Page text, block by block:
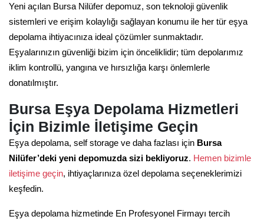
Yeni açılan Bursa Nilüfer depomuz, son teknoloji güvenlik
sistemleri ve erişim kolaylığı sağlayan konumu ile her tür eşya
depolama ihtiyacınıza ideal çözümler sunmaktadır.
Eşyalarınızın güvenliği bizim için önceliklidir; tüm depolarımız
iklim kontrollü, yangına ve hırsızlığa karşı önlemlerle
donatılmıştır.
Bursa Eşya Depolama Hizmetleri
İçin Bizimle İletişime Geçin
Eşya depolama, self storage ve daha fazlası için Bursa
Nilüfer’deki yeni depomuzda sizi bekliyoruz. Hemen bizimle
iletişime geçin, ihtiyaçlarınıza özel depolama seçeneklerimizi
keşfedin.
Eşya depolama hizmetinde En Profesyonel Firmayı tercih